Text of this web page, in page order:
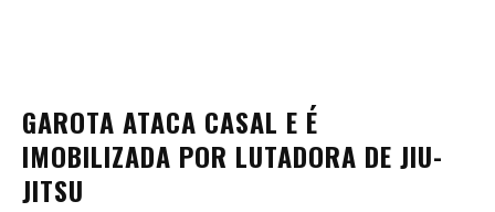
GAROTA ATACA CASAL E É
IMOBILIZADA POR LUTADORA DE JIU-
JITSU